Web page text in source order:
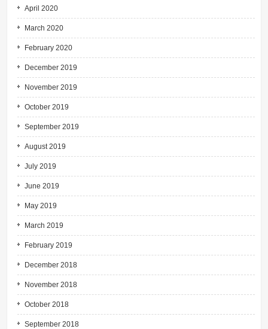
April 2020
March 2020
February 2020
December 2019
November 2019
October 2019
September 2019
August 2019
July 2019
June 2019
May 2019
March 2019
February 2019
December 2018
November 2018
October 2018
September 2018